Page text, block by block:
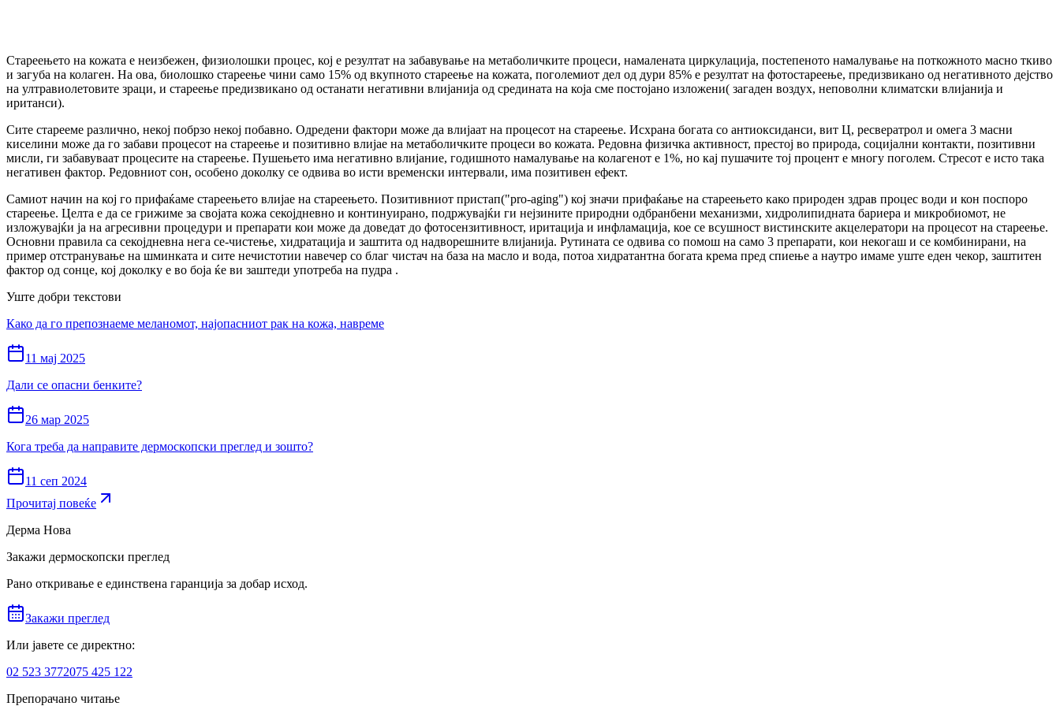
Стареењето на кожата е неизбежен, физиолошки процес, кој е резултат на забавување на метаболичките процеси, намалената циркулација, постепеното намалување на поткожното масно ткиво
и загуба на колаген. На ова, биолошко стареење чини само 15% од вкупното стареење на кожата, поголемиот дел од дури 85% е резултат на фотостареење, предизвикано од негативното дејство
на ултравиолетовите зраци, и стареење предизвикано од останати негативни влијанија од средината на која сме постојано изложени( загаден воздух, неповолни климатски влијанија и
иританси).
Сите старееме различно, некој побрзо некој побавно. Одредени фактори може да влијаат на процесот на стареење. Исхрана богата со антиоксиданси, вит Ц, ресвератрол и омега 3 масни
киселини може да го забави процесот на стареење и позитивно влијае на метаболичките процеси во кожата. Редовна физичка активност, престој во природа, социјални контакти, позитивни
мисли, ги забавуваат процесите на стареење. Пушењето има негативно влијание, годишното намалување на колагенот е 1%, но кај пушачите тој процент е многу поголем. Стресот е исто така
негативен фактор. Редовниот сон, особено доколку се одвива во исти временски интервали, има позитивен ефект.
Самиот начин на кој го прифаќаме стареењето влијае на стареењето. Позитивниот пристап("pro-aging") кој значи прифаќање на стареењето како природен здрав процес води и кон поспоро
стареење. Целта е да се грижиме за својата кожа секојдневно и континуирано, подржувајќи ги нејзините природни одбранбени механизми, хидролипидната бариера и микробиомот, не
изложувајќи ја на агресивни процедури и препарати кои може да доведат до фотосензитивност, иритација и инфламација, кое се всушност вистинските акцелератори на процесот на стареење.
Основни правила са секојдневна нега се-чистење, хидратација и заштита од надворешните влијанија. Рутината се одвива со помош на само 3 препарати, кои некогаш и се комбинирани, на
пример отстранување на шминката и сите нечистотии навечер со благ чистач на база на масло и вода, потоа хидратантна богата крема пред спиење а наутро имаме уште еден чекор, заштитен
фактор од сонце, кој доколку е во боја ќе ви заштеди употреба на пудра .
Уште добри текстови
Како да го препознаеме меланомот, најопасниот рак на кожа, навреме
11 мај 2025
Дали се опасни бенките?
26 мар 2025
Кога треба да направите дермоскопски преглед и зошто?
11 сеп 2024
Прочитај повеќе
Дерма Нова
Закажи дермоскопски преглед
Рано откривање е единствена гаранција за добар исход.
Закажи преглед
Или јавете се директно:
02 523 3772075 425 122
Препорачано читање